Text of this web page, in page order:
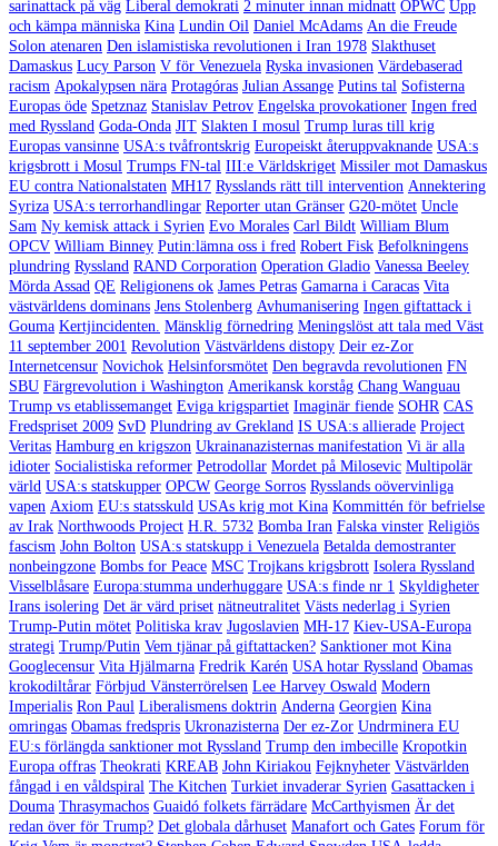
sarinattack på väg Liberal demokrati 2 minuter innan midnatt OPWC Upp
och kämpa människa Kina Lundin Oil Daniel McAdams An die Freude
Solon atenaren Den islamistiska revolutionen i Iran 1978 Slakthuset
Damaskus Lucy Parson V för Venezuela Ryska invasionen Värdebaserad
racism Apokalypsen nära Protagóras Julian Assange Putins tal Sofisterna
Europas öde Spetznaz Stanislav Petrov Engelska provokationer Ingen fred
med Ryssland Goda-Onda JIT Slakten I mosul Trump luras till krig
Europas vansinne USA:s tvåfrontskrig Europeiskt återuppvaknande USA:s
krigsbrott i Mosul Trumps FN-tal III:e Världskriget Missiler mot Damaskus
EU contra Nationalstaten MH17 Rysslands rätt till intervention Annektering
Syriza USA:s terrorhandlingar Reporter utan Gränser G20-mötet Uncle
Sam Ny kemisk attack i Syrien Evo Morales Carl Bildt William Blum
OPCV William Binney Putin:lämna oss i fred Robert Fisk Befolkningens
plundring Ryssland RAND Corporation Operation Gladio Vanessa Beeley
Mörda Assad QE Religionens ok James Petras Gamarna i Caracas Vita
västvärldens dominans Jens Stolenberg Avhumanisering Ingen giftattack i
Gouma Kertjincidenten. Mänsklig förnedring Meningslöst att tala med Väst
11 september 2001 Revolution Västvärldens distopy Deir ez-Zor
Internetcensur Novichok Helsinforsmötet Den begravda revolutionen FN
SBU Färgrevolution i Washington Amerikansk korståg Chang Wanguau
Trump vs etablissemanget Eviga krigspartiet Imaginär fiende SOHR CAS
Fredspriset 2009 SvD Plundring av Grekland IS USA:s allierade Project
Veritas Hamburg en krigszon Ukrainanazisternas manifestation Vi är alla
idioter Socialistiska reformer Petrodollar Mordet på Milosevic Multipolär
värld USA:s statskupper OPCW George Sorros Rysslands oövervinliga
vapen Axiom EU:s statsskuld USAs krig mot Kina Kommittén för befrielse
av Irak Northwoods Project H.R. 5732 Bomba Iran Falska vinster Religiös
fascism John Bolton USA:s statskupp i Venezuela Betalda demostranter
nonbeingzone Bombs for Peace MSC Trojkans krigsbrott Isolera Ryssland
Visselblåsare Europa:stumma underhuggare USA:s finde nr 1 Skyldigheter
Irans isolering Det är värd priset nätneutralitet Västs nederlag i Syrien
Trump-Putin mötet Politiska krav Jugoslavien MH-17 Kiev-USA-Europa
strategi Trump/Putin Vem tjänar på giftattacken? Sanktioner mot Kina
Googlecensur Vita Hjälmarna Fredrik Karén USA hotar Ryssland Obamas
krokodiltårar Förbjud Vänsterrörelsen Lee Harvey Oswald Modern
Imperialis Ron Paul Liberalismens doktrin Anderna Georgien Kina
omringas Obamas fredspris Ukronazisterna Der ez-Zor Undrminera EU
EU:s förlängda sanktioner mot Ryssland Trump den imbecille Kropotkin
Europa offras Theokrati KREAB John Kiriakou Fejknyheter Västvärlden
fångad i en våldspiral The Kitchen Turkiet invaderar Syrien Gasattacken i
Douma Thrasymachos Guaidó folkets färrädare McCarthyismen Är det
redan över för Trump? Det globala dårhuset Manafort och Gates Forum för